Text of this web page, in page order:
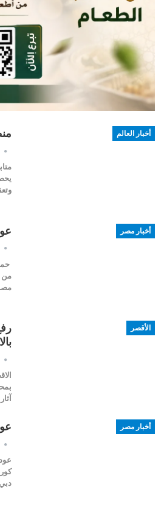
أخبار العالم
أخبار مصر عودة 300 مصرى
الأقصر
أخبار مصر عودة 270 مصرى